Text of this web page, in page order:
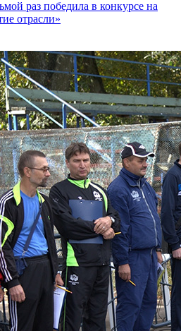
раз победила в конкурсе на
отрасли»